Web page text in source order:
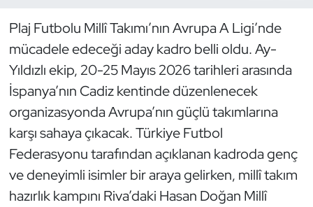
Plaj Futbolu Millî Takımı’nın Avrupa A Ligi’nde
mücadele edeceği aday kadro belli oldu. Ay-
Yıldızlı ekip, 20-25 Mayıs 2026 tarihleri arasında
İspanya’nın Cadiz kentinde düzenlenecek
organizasyonda Avrupa’nın güçlü takımlarına
karşı sahaya çıkacak. Türkiye Futbol
Federasyonu tarafından açıklanan kadroda genç
ve deneyimli isimler bir araya gelirken, millî takım
hazırlık kampını Riva’daki Hasan Doğan Millî
Dövüş Sanatı
E-Spor
Eskrim
Futbol
Futsal